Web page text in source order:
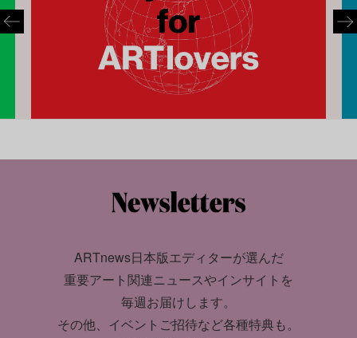
ARTnews日本版エディターが選んだ
重要アート関連ニュースやインサイトを
毎週お届けします。
その他、イベントご招待など各種特典も。